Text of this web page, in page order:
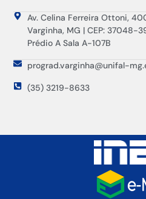
Av. Celina Ferreira Ottoni,
Varginha, MG | CEP: 37048-
Prédio A Sala A-107B
prograd.varginha@unifal-
(35) 3219-8633